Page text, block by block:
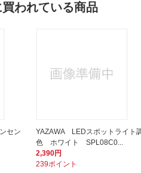
われている商品
セン
YAZAWA LEDスポットライト
色 ホワイト SPL08C0...
2,390円
239ポイント